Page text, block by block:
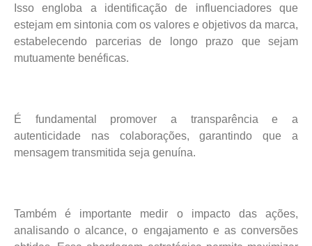
Isso engloba a identificação de influenciadores que
estejam em sintonia com os valores e objetivos da marca,
estabelecendo parcerias de longo prazo que sejam
mutuamente benéficas.
É fundamental promover a transparência e a
autenticidade nas colaborações, garantindo que a
mensagem transmitida seja genuína.
Também é importante medir o impacto das ações,
analisando o alcance, o engajamento e as conversões